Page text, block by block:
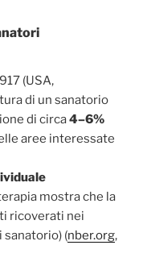
(USA,
di un sanatorio
di circa4–6%
aree interessate
mostra che la
ricoverati nei
sanatorio) (nber.org,